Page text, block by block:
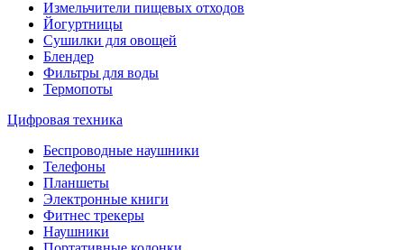
Измельчители пищевых отходов
Йогуртницы
Сушилки для овощей
Блендер
Фильтры для воды
Термопоты
Цифровая техника
Беспроводные наушники
Телефоны
Планшеты
Электронные книги
Фитнес трекеры
Наушники